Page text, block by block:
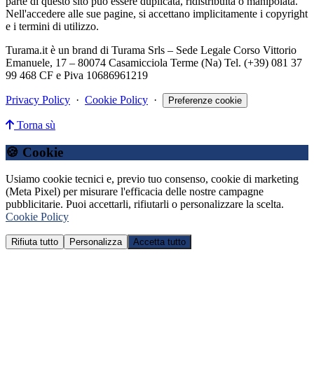
Nell'accedere alle sue pagine, si accettano implicitamente i copyright
e i termini di utilizzo.
Turama.it è un brand di Turama Srls – Sede Legale Corso Vittorio
Emanuele, 17 – 80074 Casamicciola Terme (Na) Tel. (+39) 081 37
99 468 CF e Piva 10686961219
Privacy Policy · Cookie Policy · Preferenze cookie
Torna sù
🍪 Cookie
Usiamo cookie tecnici e, previo tuo consenso, cookie di marketing
(Meta Pixel) per misurare l'efficacia delle nostre campagne
pubblicitarie. Puoi accettarli, rifiutarli o personalizzare la scelta.
Cookie Policy
Rifiuta tutto Personalizza Accetta tutto